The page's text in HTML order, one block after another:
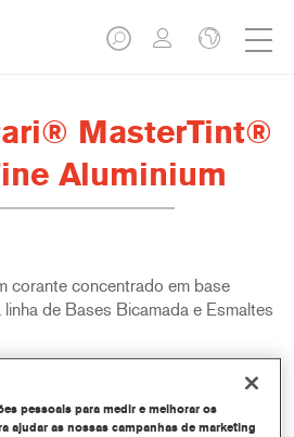
MasterTint®
Aluminium
corante concentrado em base
de Bases Bicamada e Esmaltes
base solvente distinto, versátil e de
pessoais para medir e melhorar os
ajudar as nossas campanhas de marketing